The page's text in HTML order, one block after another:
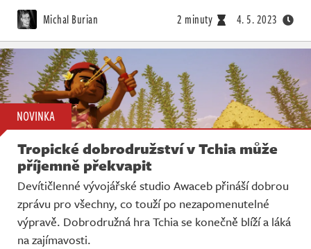
Michal Burian 2 minuty 4. 5. 2023
NOVINKA
Tropické dobrodružství v Tchia může
příjemně překvapit
Devítičlenné vývojářské studio Awaceb přináší dobrou
zprávu pro všechny, co touží po nezapomenutelné
výpravě. Dobrodružná hra Tchia se konečně blíží a láká
na zajímavosti.